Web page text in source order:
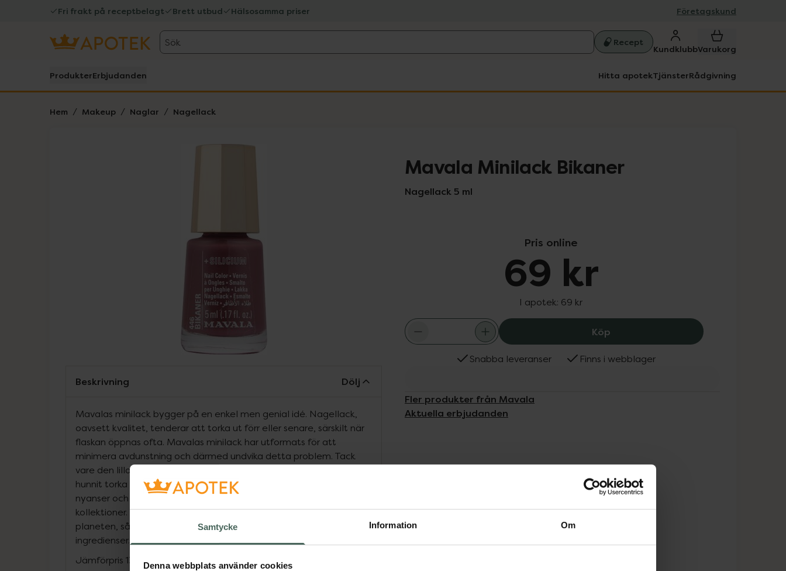
Samtycke Information Om
Denna webbplats använder cookies
Fri frakt på receptbelagt Brett utbud Hälsosamma priser Företagskund
Sök Recept
KundklubbVarukorg
ProdukterErbjudanden Hitta apotekTjänsterRådgivning
Hem Makeup Naglar Nagellack
Mavala Minilack Bikaner
Nagellack 5 ml
Pris online
69 kr
I apotek: 69 kr
Köp Mavala Minilack Bikaner, 69 kr.
Snabba leveranser Finns i webblager
Fler produkter från Mavala
Aktuella erbjudanden
Beskrivning Dölj
Mavalas minilack bygger på en enkel men genial idé. Nagellack,
oavsett kvalitet, tenderar att torka ut förr eller senare, särskilt när
flaskan öppnas ofta. Mavalas minilack har utformats för att
minimera avdunstning och därmed undvika detta problem. Tack
vare den lilla storleken använder man hela innehållet innan lacket
hunnit torka i flaskan. Minilacken kommer i ett brett utbud av olika
nyanser och varje år kommer nya färger i form av flera olika
kollektioner. Mavala bryr sig om både sina konsumenters hälsa och
planeten, så nagellacken formuleras endast med noggrant utvalda
ingredienser.
Jämförpris 13,80 kr